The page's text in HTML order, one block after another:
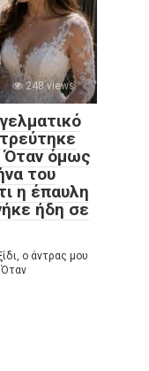
248 views
Όταν όμως
του
η έπαυλη
ήδη σε
ο άντρας μου